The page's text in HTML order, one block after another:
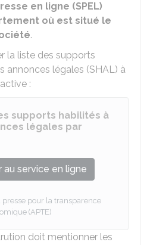
en ligne (SPEL)
où est situé le
.
la liste des supports
annonces légales (SHAL) à
:
supports habilités à
légales par
au service en ligne
presse pour la transparence
(APTE)
doit mentionner les